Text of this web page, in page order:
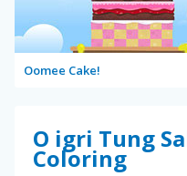
Oomee Cake!
O igri Tung
Coloring